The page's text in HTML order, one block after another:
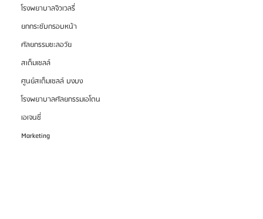
โรงพยาบาลจิวเวลรี่
ยกกระชับกรอบหน้า
ศัลยกรรมชะลอวัย
สเต็มเซลล์
ศูนย์สเต็มเซลล์ บงบง
โรงพยาบาลศัลยกรรมเอโตน
เอเจนซี่
Marketing